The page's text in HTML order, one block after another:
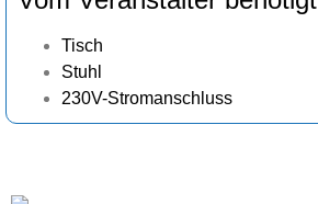
Tisch
Stuhl
230V-Stromanschluss